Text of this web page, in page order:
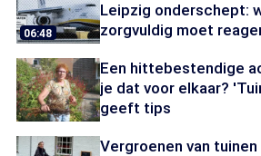
06:48
Leipzig onderschept:
zorgvuldig moet
Een hittebestendige
je dat voor elkaar?
geeft tips
Vergroenen van